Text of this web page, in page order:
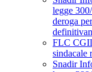
legge
deroga
FLC
sindacale
Snadir